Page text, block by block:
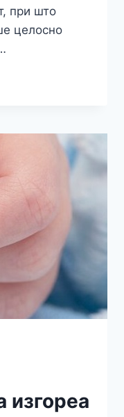
при што
целосно
изгореа